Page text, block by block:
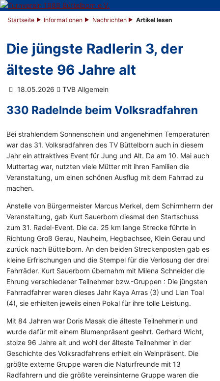
Startseite Informationen Nachrichten Artikel lesen
Die jüngste Radlerin 3, der
älteste 96 Jahre alt
18.05.2026 TVB Allgemein
330 Radelnde beim Volksradfahren
Bei strahlendem Sonnenschein und angenehmen Temperaturen
war das 31. Volksradfahren des TV Büttelborn auch in diesem
Jahr ein attraktives Event für Jung und Alt. Da am 10. Mai auch
Muttertag war, nutzten viele Mütter mit ihren Familien die
Veranstaltung, um einen schönen Ausflug mit dem Fahrrad zu
machen.
Anstelle von Bürgermeister Marcus Merkel, dem Schirmherrn der
Veranstaltung, gab Kurt Sauerborn diesmal den Startschuss
zum 31. Radel-Event. Die ca. 25 km lange Strecke führte in
Richtung Groß Gerau, Nauheim, Hegbachsee, Klein Gerau und
zurück nach Büttelborn. An den beiden Streckenposten gab es
kleine Erfrischungen und die Stempel für die Verlosung der drei
Fahrräder. Kurt Sauerborn übernahm mit Milena Schneider die
Ehrung verschiedener Teilnehmer bzw.-Gruppen : Die jüngsten
Fahrradfahrer waren dieses Jahr Kaya Arras (3) und Lian Toal
(4), sie erhielten jeweils einen Pokal für ihre tolle Leistung.
Mit 84 Jahren war Doris Masak die älteste Teilnehmerin und
wurde dafür mit einem Blumenpräsent geehrt. Gerhard Wicht,
stolze 96 Jahre alt und wohl der älteste Teilnehmer in der
Geschichte des Volksradfahrens erhielt ein Weinpräsent. Die
größte externe Gruppe waren die Naturfreunde mit 13
Radfahrern und die größte vereinsinterne Gruppe waren die